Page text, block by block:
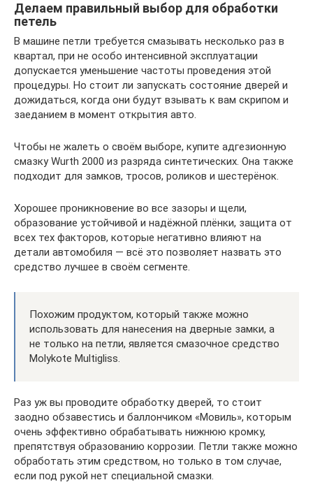
Делаем правильный выбор для обработки
петель
В машине петли требуется смазывать несколько раз в
квартал, при не особо интенсивной эксплуатации
допускается уменьшение частоты проведения этой
процедуры. Но стоит ли запускать состояние дверей и
дожидаться, когда они будут взывать к вам скрипом и
заеданием в момент открытия авто.
Чтобы не жалеть о своём выборе, купите адгезионную
смазку Wurth 2000 из разряда синтетических. Она также
подходит для замков, тросов, роликов и шестерёнок.
Хорошее проникновение во все зазоры и щели,
образование устойчивой и надёжной плёнки, защита от
всех тех факторов, которые негативно влияют на
детали автомобиля — всё это позволяет назвать это
средство лучшее в своём сегменте.
Похожим продуктом, который также можно
использовать для нанесения на дверные замки, а
не только на петли, является смазочное средство
Molykote Multigliss.
Раз уж вы проводите обработку дверей, то стоит
заодно обзавестись и баллончиком «Мовиль», которым
очень эффективно обрабатывать нижнюю кромку,
препятствуя образованию коррозии. Петли также можно
обработать этим средством, но только в том случае,
если под рукой нет специальной смазки.